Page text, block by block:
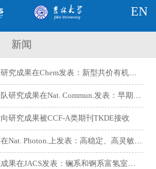
EN
新闻
表：新型共价有机框架固态电解质材料助力固态锂电池技术
在Nat. Commun.发表：早期羊膜动物牙齿的复杂性
研究成果被CCF-A类期刊TKDE接收
上发表：高稳定、高灵敏的钙钛矿单晶X 射线探测器
发表：镧系和锕系富氢室温超导高压相的结构预测